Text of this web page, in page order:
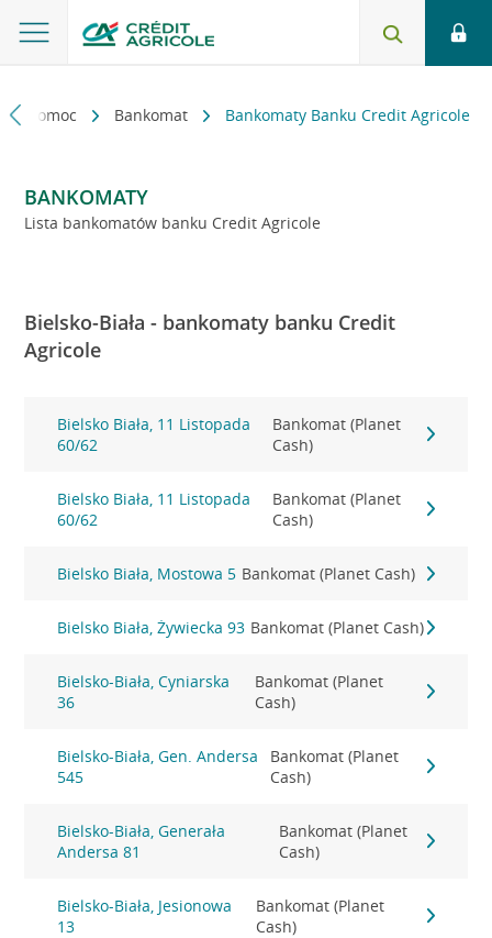
i pomoc Bankomat Bankomaty Banku Credit Agricole
BANKOMATY
Lista bankomatów banku Credit Agricole
Bielsko-Biała - bankomaty banku Credit
Agricole
Bielsko Biała, 11 Listopada
60/62
Bankomat (Planet
Cash)
Bielsko Biała, 11 Listopada
60/62
Bankomat (Planet
Cash)
Bielsko Biała, Mostowa 5 Bankomat (Planet Cash)
Bielsko Biała, Żywiecka 93 Bankomat (Planet Cash)
Bielsko-Biała, Cyniarska
36
Bankomat (Planet
Cash)
Bielsko-Biała, Gen. Andersa
545
Bankomat (Planet
Cash)
Bielsko-Biała, Generała
Andersa 81
Bankomat (Planet
Cash)
Bielsko-Biała, Jesionowa
13
Bankomat (Planet
Cash)